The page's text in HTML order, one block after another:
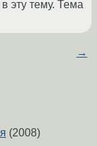
эту тему. Тема
→
(2008)